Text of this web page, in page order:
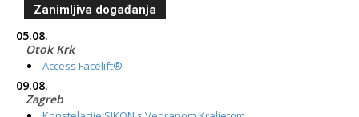
Zanimljiva događanja
05.08.
Otok Krk
Access Facelift®
09.08.
Zagreb